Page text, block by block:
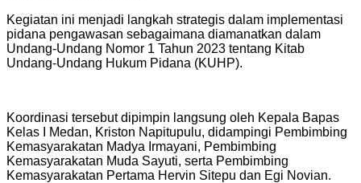
Kegiatan ini menjadi langkah strategis dalam implementasi
pidana pengawasan sebagaimana diamanatkan dalam
Undang-Undang Nomor 1 Tahun 2023 tentang Kitab
Undang-Undang Hukum Pidana (KUHP).
Koordinasi tersebut dipimpin langsung oleh Kepala Bapas
Kelas I Medan, Kriston Napitupulu, didampingi Pembimbing
Kemasyarakatan Madya Irmayani, Pembimbing
Kemasyarakatan Muda Sayuti, serta Pembimbing
Kemasyarakatan Pertama Hervin Sitepu dan Egi Novian.